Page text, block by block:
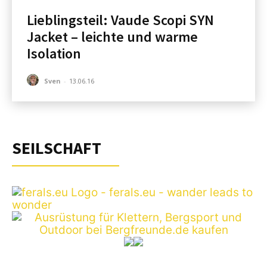
Lieblingsteil: Vaude Scopi SYN
Jacket – leichte und warme
Isolation
Sven - 13.06.16
SEILSCHAFT